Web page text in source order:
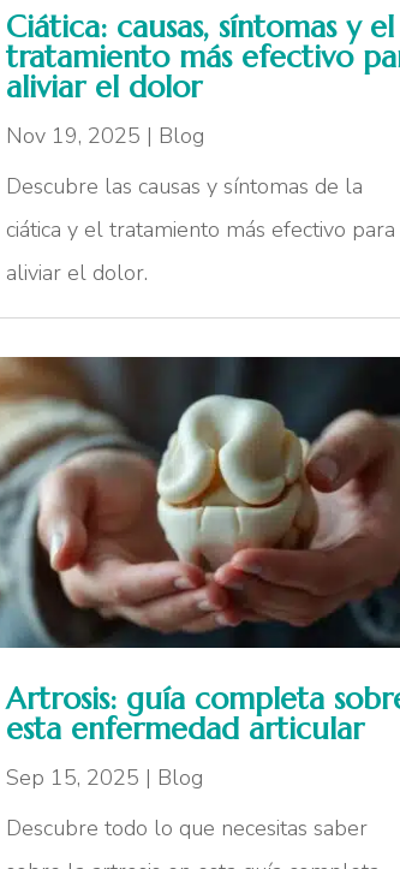
Ciática: causas, síntomas y el
tratamiento más efectivo
aliviar el dolor
Nov 19, 2025 | Blog
Descubre las causas y síntomas de la
ciática y el tratamiento más efectivo para
aliviar el dolor.
Artrosis: guía completa
esta enfermedad articular
Sep 15, 2025 | Blog
Descubre todo lo que necesitas saber